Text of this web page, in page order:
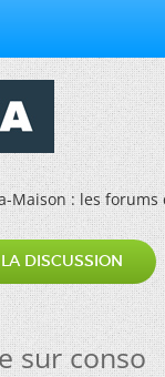
Maison : les forums
DISCUSSION
sur conso